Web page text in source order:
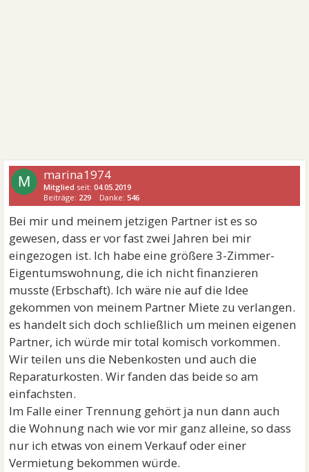
M marina1974
Mitglied seit:04.05.2019
Beiträge: 229 Danke:546
Bei mir und meinem jetzigen Partner ist es so
gewesen, dass er vor fast zwei Jahren bei mir
eingezogen ist. Ich habe eine größere 3-Zimmer-
Eigentumswohnung, die ich nicht finanzieren
musste (Erbschaft). Ich wäre nie auf die Idee
gekommen von meinem Partner Miete zu verlangen.
es handelt sich doch schließlich um meinen eigenen
Partner, ich würde mir total komisch vorkommen.
Wir teilen uns die Nebenkosten und auch die
Reparaturkosten. Wir fanden das beide so am
einfachsten.
Im Falle einer Trennung gehört ja nun dann auch
die Wohnung nach wie vor mir ganz alleine, so dass
nur ich etwas von einem Verkauf oder einer
Vermietung bekommen würde.